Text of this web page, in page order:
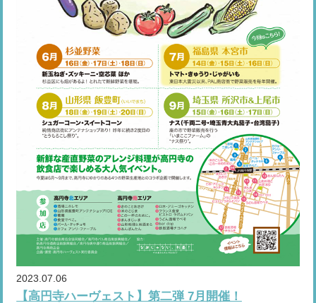
2023.07.06
【高円寺ハーヴェスト】第二弾 7月開催！